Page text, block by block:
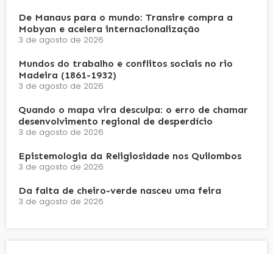
De Manaus para o mundo: Transire compra a
Mobyan e acelera internacionalização
3 de agosto de 2026
Mundos do trabalho e conflitos sociais no rio
Madeira (1861-1932)
3 de agosto de 2026
Quando o mapa vira desculpa: o erro de chamar
desenvolvimento regional de desperdício
3 de agosto de 2026
Epistemologia da Religiosidade nos Quilombos
3 de agosto de 2026
Da falta de cheiro-verde nasceu uma feira
3 de agosto de 2026